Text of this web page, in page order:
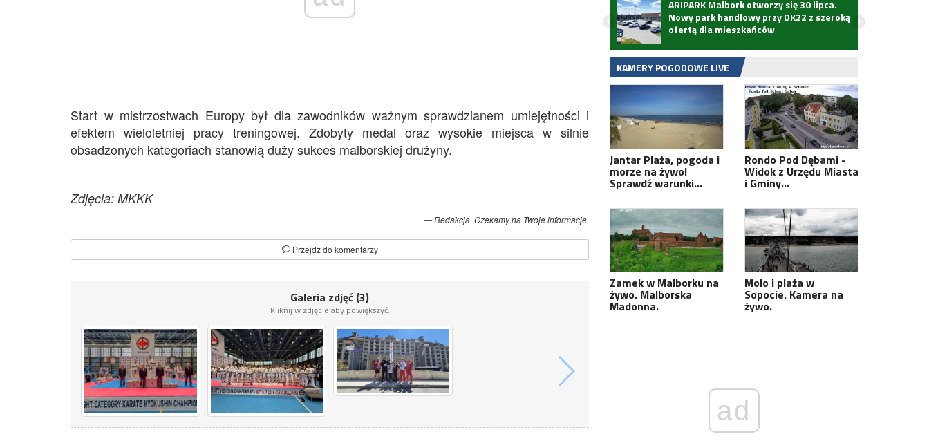
Start w mistrzostwach Europy był dla zawodników ważnym sprawdzianem umiejętności i
efektem wieloletniej pracy treningowej. Zdobyty medal oraz wysokie miejsca w silnie
obsadzonych kategoriach stanowią duży sukces malborskiej drużyny.
Zdjęcia: MKKK
Redakcja. Czekamy na Twoje informacje.
Przejdź do komentarzy
Galeria zdjęć (3)
Kliknij w zdjęcie aby powiększyć.
ARIPARK Malbork otworzy się 30 lipca.
Nowy park handlowy przy DK22 z szeroką
ofertą dla mieszkańców
KAMERY POGODOWE LIVE
Jantar Plaża, pogoda i
morze na żywo!
Sprawdź warunki…
Rondo Pod Dębami -
Widok z Urzędu Miasta
i Gminy…
Zamek w Malborku na
żywo. Malborska
Madonna.
Molo i plaża w
Sopocie. Kamera na
żywo.
ad